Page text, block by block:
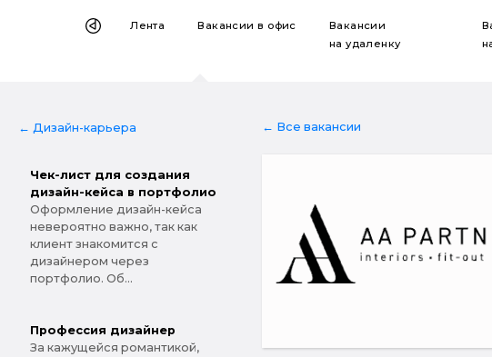
Лента Вакансиив офис
Вакансии
на удаленку
← Дизайн-карьера
Чек-лист для создания
дизайн-кейса в портфолио
Оформление дизайн-кейса
невероятно важно, так как
клиент знакомится с
дизайнером через
портфолио. Об...
Профессия дизайнер
За кажущейся романтикой,
← Все вакансии